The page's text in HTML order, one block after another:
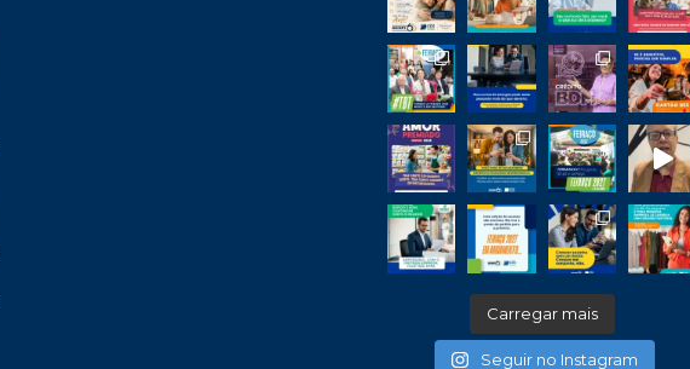
Carregar mais
Seguir no Instagram